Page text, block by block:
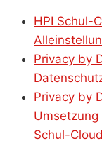
HPI Schul-
Privacy by
Privacy by
Schul-Cloud